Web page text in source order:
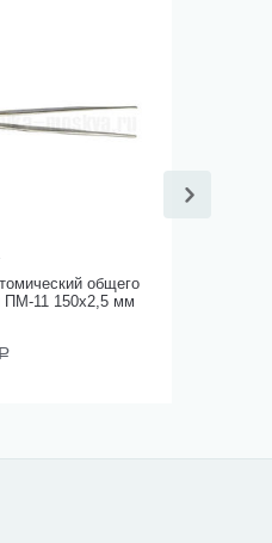
общего
ПМ-11 150х2,5 мм